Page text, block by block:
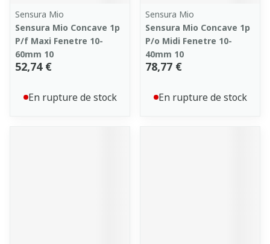
Sensura Mio
Sensura Mio Concave 1p
P/f Maxi Fenetre 10-
60mm 10
52,74 €
En rupture de stock
Sensura Mio
Sensura Mio Concave 1p
P/o Midi Fenetre 10-
40mm 10
78,77 €
En rupture de stock